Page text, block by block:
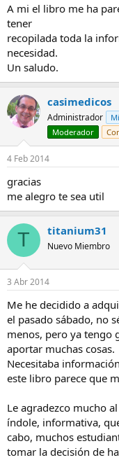
A mi el libro me ha
tener
recopilada toda la
necesidad.
Un saludo.
casimedicos
Administrador
Moderador
4 Feb 2014
gracias
me alegro te sea util
T titanium31
Nuevo Miembro
3 Abr 2014
Me he decidido a
el pasado sábado, no
menos, pero ya tengo
aportar muchas cosas.
Necesitaba
este libro parece que
Le agradezco mucho
índole, informativa,
cabo, muchos
tomar la decisión de